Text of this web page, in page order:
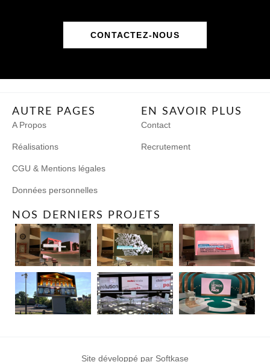
CONTACTEZ-NOUS
AUTRE PAGES
A Propos
Réalisations
CGU & Mentions légales
Données personnelles
EN SAVOIR PLUS
Contact
Recrutement
NOS DERNIERS PROJETS
Site développé par Softkase